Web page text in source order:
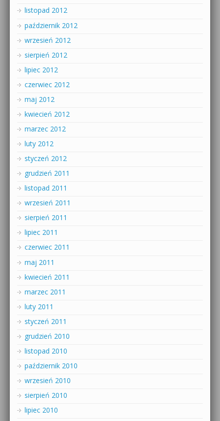
listopad 2012
październik 2012
wrzesień 2012
sierpień 2012
lipiec 2012
czerwiec 2012
maj 2012
kwiecień 2012
marzec 2012
luty 2012
styczeń 2012
grudzień 2011
listopad 2011
wrzesień 2011
sierpień 2011
lipiec 2011
czerwiec 2011
maj 2011
kwiecień 2011
marzec 2011
luty 2011
styczeń 2011
grudzień 2010
listopad 2010
październik 2010
wrzesień 2010
sierpień 2010
lipiec 2010